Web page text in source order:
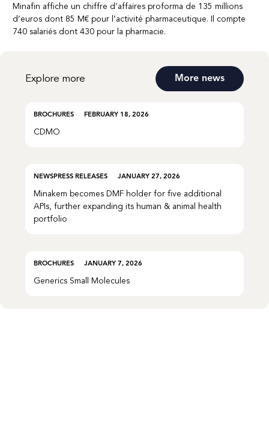
Minafin affiche un chiffre d’affaires proforma de 135 millions
d’euros dont 85 M€ pour l’activité pharmaceutique. Il compte
740 salariés dont 430 pour la pharmacie.
Explore more More news
BROCHURES FEBRUARY 18, 2026
CDMO
NEWSPRESS RELEASES JANUARY 27, 2026
Minakem becomes DMF holder for five additional
APIs, further expanding its human & animal health
portfolio
BROCHURES JANUARY 7, 2026
Generics Small Molecules